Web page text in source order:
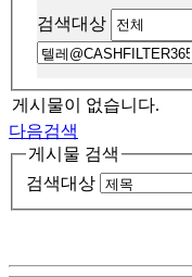
검색대상
게시물이 없습니다.
다음검색
게시물 검색
검색대상